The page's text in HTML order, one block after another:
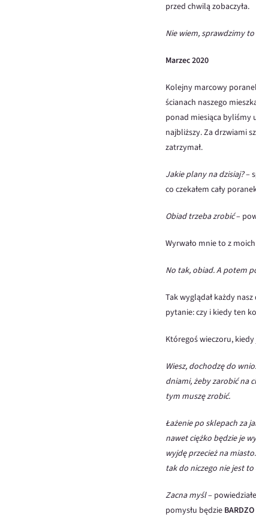
przed chwilą zobaczyła.
Nie wiem, sprawdzimy
Marzec 2020
Kolejny marcowy
ścianach naszego
ponad miesiąca byliśmy
najbliższy. Za drzwiami
zatrzymał.
Jakie plany na dzisiaj?–
co czekałem cały
Obiad trzeba zrobić–
Wyrwało mnie to z
No tak, obiad. A potem
Tak wyglądał każdy
pytanie: czy i kiedy ten
Któregoś wieczoru, kiedy
Wiesz, dochodzę do
dniami, żeby zarobić na
tym muszę zrobić.
Łażenie po sklepach za
nawet ciężko będzie je
wyjdę przecież na
tak do niczego nie jest
Zacna myśl–
pomysłu będzie BARDZO